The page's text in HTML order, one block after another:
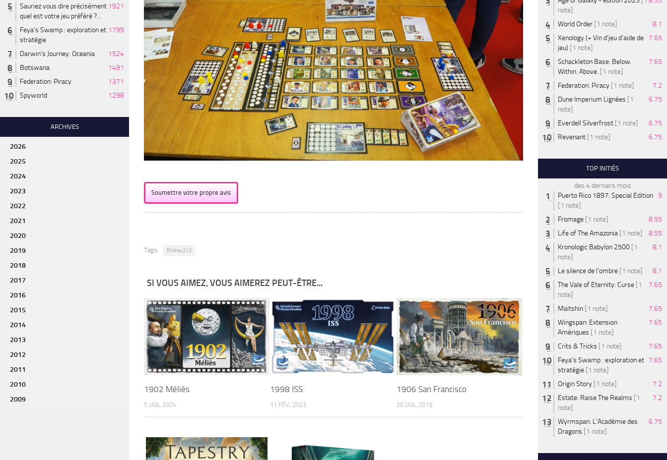
Soumettre votre propre avis
Tags: Philrey212
SI VOUS AIMEZ, VOUS AIMEREZ PEUT-ÊTRE...
1902 Méliès
5 JAN, 2024
1998 ISS
11 FÉV, 2023
1906 San Francisco
20 JAN, 2019
Sauriez vous dire précisément
quel est votre jeu préféré ?...
1921
Feya’s Swamp : exploration et
stratégie
1799
Darwin's Journey: Oceania
1524
Botswana
1491
Federation: Piracy
1371
Spyworld
1298
ARCHIVES
2026
2025
2024
2023
2022
2021
2020
2019
2018
2017
2016
2015
2014
2013
2012
2011
2010
2009
note]
World Order [1 note]
8.1
Xenology (+ Vin d'jeu d'aide de
jeu) [1 note]
7.65
Schackleton Base: Below.
Within. Above. [1 note]
7.65
Federation: Piracy [1 note]
7.2
Dune Imperium Lignées [1
note]
6.75
Everdell Silverfrost [1 note]
6.75
Revenant [1 note] 6.75
TOP INITIÉS
des 4 derniers mois
Puerto Rico 1897: Special Edition
[1 note]
9
Fromage [1 note]
8.55
Life of The Amazonia [1 note]
8.55
Kronologic Babylon 2500 [1
note]
8.1
Le silence de l'ombre [1 note]
8.1
The Vale of Eternity: Curse [1
note]
7.65
Maitshin [1 note]
7.65
Wingspan: Extension
Amériques [1 note]
7.65
Crits & Tricks [1 note]
7.65
Feya’s Swamp : exploration et
stratégie [1 note]
7.65
Origin Story [1 note]
7.2
Estate: Raise The Realms [1
note]
7.2
Wyrmspan: L'Académie des
Dragons [1 note]
6.75